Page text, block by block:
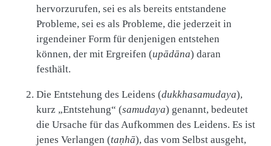
hervorzurufen, sei es als bereits entstandene
Probleme, sei es als Probleme, die jederzeit in
irgendeiner Form für denjenigen entstehen
können, der mit Ergreifen (upādāna) daran
festhält.
Die Entstehung des Leidens (dukkhasamudaya),
kurz „Entstehung“ (samudaya) genannt, bedeutet
die Ursache für das Aufkommen des Leidens. Es ist
jenes Verlangen (taṇhā), das vom Selbst ausgeht,